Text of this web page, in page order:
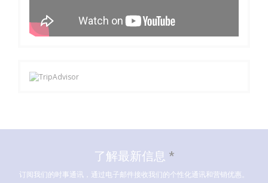
了解最新信息 *
订阅我们的时事通讯，通过电子邮件接收我们的个性化通讯和营销优惠。